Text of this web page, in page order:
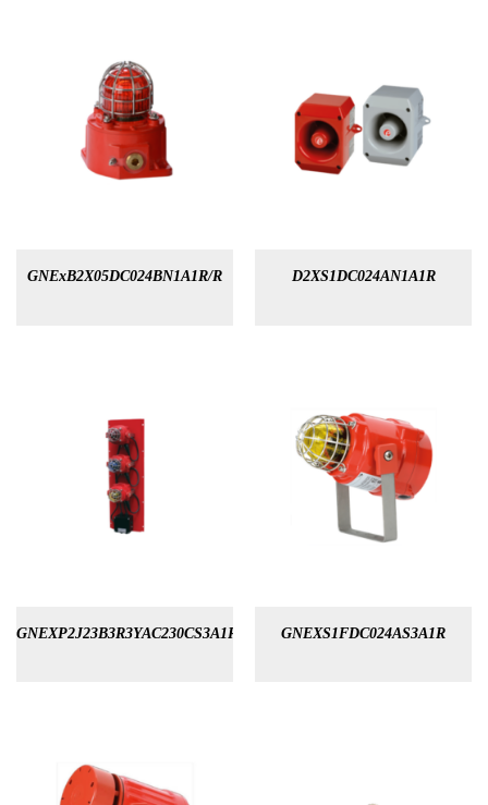
GNExB2X05DC024BN1A1R/R D2XS1DC024AN1A1R
GNEXP2J23B3R3YAC230CS3A1R GNEXS1FDC024AS3A1R